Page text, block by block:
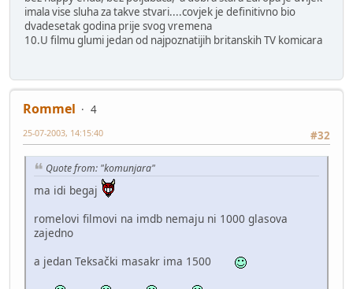
imala vise sluha za takve stvari....covjek je definitivno bio
dvadesetak godina prije svog vremena
10.U filmu glumi jedan od najpoznatijih britanskih TV komicara
Rommel
4
#32
25-07-2003, 14:15:40
Quote from: "komunjara"
ma idi begaj
romelovi filmovi na imdb nemaju ni 1000 glasova
zajedno
a jedan Teksački masakr ima 1500